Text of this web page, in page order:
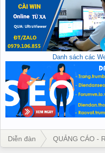
Danh sách các
Diễn đàn QUẢNG CÁO -